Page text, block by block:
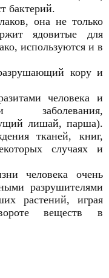
бактерий.
она не только
ядовитые для
используются и в
кору и
человека и
заболевания,
лишай, парша).
тканей, книг,
случаях и
человека очень
разрушителями
растений, играя
веществ в